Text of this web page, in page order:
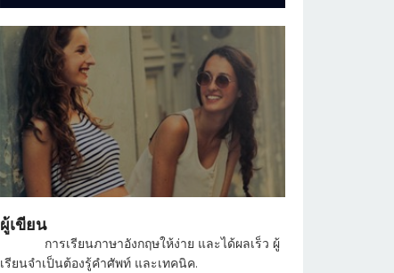
ผู้เขียน
การเรียนภาษาอังกฤษให้ง่าย และได้ผลเร็ว ผู้
เรียนจำเป็นต้องรู้คำศัพท์ และเทคนิค.